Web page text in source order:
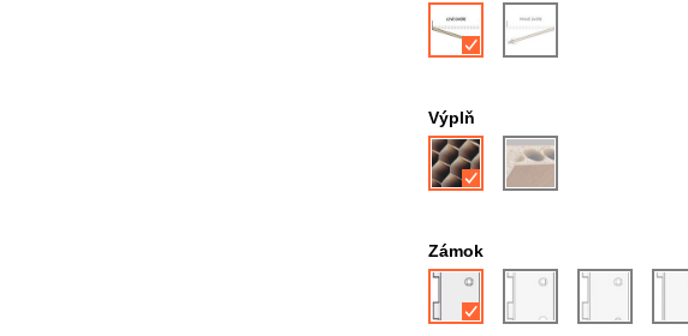
Výplň
Zámok